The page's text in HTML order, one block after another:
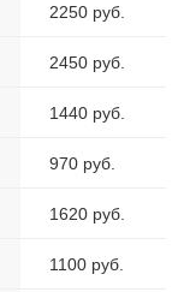
2250 руб.
2450 руб.
1440 руб.
970 руб.
1620 руб.
1100 руб.